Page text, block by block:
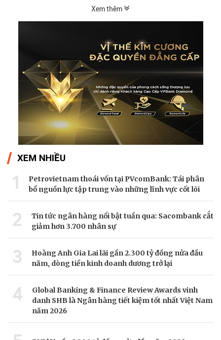
Xem thêm
XEM NHIỀU
1
Petrovietnam thoái vốn tại PVcomBank: Tái phân
bổ nguồn lực tập trung vào những lĩnh vực cốt lõi
2
Tin tức ngân hàng nổi bật tuần qua: Sacombank cắt
giảm hơn 3.700 nhân sự
3
Hoàng Anh Gia Lai lãi gần 2.300 tỷ đồng nửa đầu
năm, dòng tiền kinh doanh dương trở lại
4
Global Banking & Finance Review Awards vinh
danh SHB là Ngân hàng tiết kiệm tốt nhất Việt Nam
năm 2026